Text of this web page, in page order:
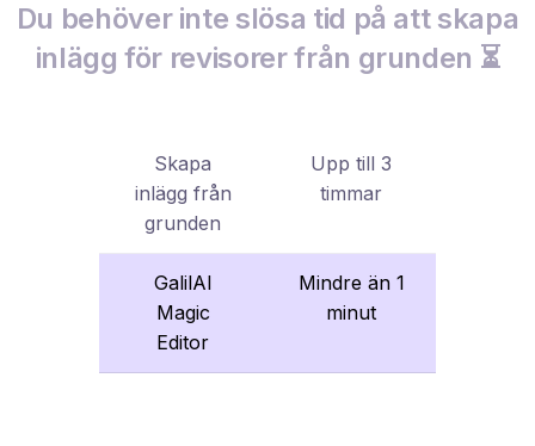
Du behöver inte slösa tid på att skapa
inlägg för revisorer från grunden ⏳
Skapa
inlägg från
grunden
Upp till 3
timmar
GalilAI
Magic
Editor
Mindre än 1
minut